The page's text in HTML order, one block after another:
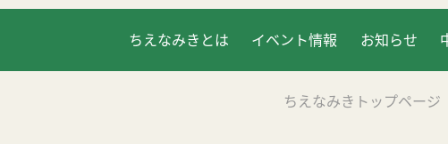
ちえなみきとは イベント情報 お知らせ
ちえなみきトップページ